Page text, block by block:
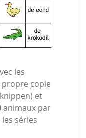
les
copie
et
animaux par
séries